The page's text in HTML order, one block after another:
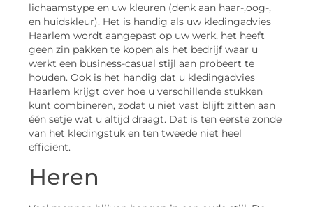
lichaamstype en uw kleuren (denk aan haar-,oog-,
en huidskleur). Het is handig als uw kledingadvies
Haarlem wordt aangepast op uw werk, het heeft
geen zin pakken te kopen als het bedrijf waar u
werkt een business-casual stijl aan probeert te
houden. Ook is het handig dat u kledingadvies
Haarlem krijgt over hoe u verschillende stukken
kunt combineren, zodat u niet vast blijft zitten aan
één setje wat u altijd draagt. Dat is ten eerste zonde
van het kledingstuk en ten tweede niet heel
efficiënt.
Heren